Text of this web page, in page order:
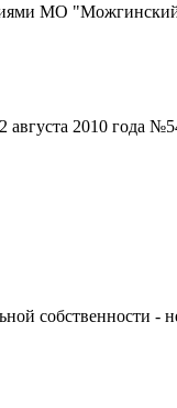
МО
2010 года
собственности -